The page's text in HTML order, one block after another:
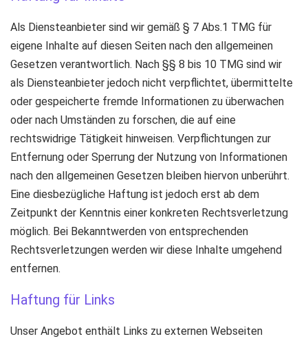
Als Diensteanbieter sind wir gemäß § 7 Abs.1 TMG für
eigene Inhalte auf diesen Seiten nach den allgemeinen
Gesetzen verantwortlich. Nach §§ 8 bis 10 TMG sind wir
als Diensteanbieter jedoch nicht verpflichtet, übermittelte
oder gespeicherte fremde Informationen zu überwachen
oder nach Umständen zu forschen, die auf eine
rechtswidrige Tätigkeit hinweisen. Verpflichtungen zur
Entfernung oder Sperrung der Nutzung von Informationen
nach den allgemeinen Gesetzen bleiben hiervon unberührt.
Eine diesbezügliche Haftung ist jedoch erst ab dem
Zeitpunkt der Kenntnis einer konkreten Rechtsverletzung
möglich. Bei Bekanntwerden von entsprechenden
Rechtsverletzungen werden wir diese Inhalte umgehend
entfernen.
Haftung für Links
Unser Angebot enthält Links zu externen Webseiten